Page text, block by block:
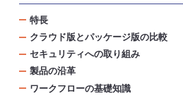
特長
クラウド版とパッケージ版の比較
セキュリティへの取り組み
製品の沿革
ワークフローの基礎知識